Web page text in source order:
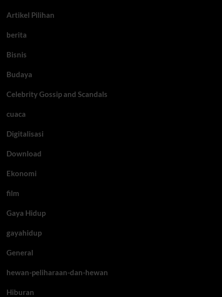
Artikel Pilihan
berita
Bisnis
Budaya
Celebrity Gossip and Scandals
cuaca
Digitalisasi
Download
Ekonomi
film
Gaya Hidup
gayahidup
General
hewan-peliharaan-dan-hewan
Hiburan